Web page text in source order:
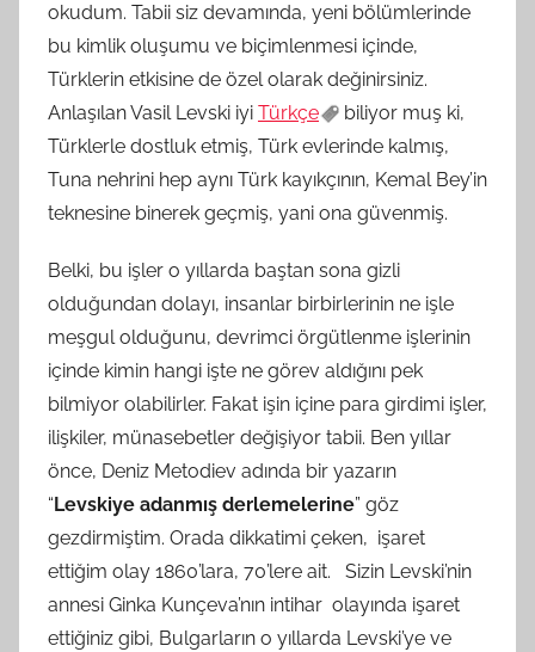
ı
n
d
a
n
okudum. Tabii siz devamında, yeni bölümlerinde
bu kimlik oluşumu ve biçimlenmesi içinde,
Türklerin etkisine de özel olarak değinirsiniz.
Anlaşılan Vasil Levski iyi Türkçe
biliyor muş ki,
Türklerle dostluk etmiş, Türk evlerinde kalmış,
Tuna nehrini hep aynı Türk kayıkçının, Kemal Bey’in
teknesine binerek geçmiş, yani ona güvenmiş.
Belki, bu işler o yıllarda baştan sona gizli
olduğundan dolayı, insanlar birbirlerinin ne işle
meşgul olduğunu, devrimci örgütlenme işlerinin
içinde kimin hangi işte ne görev aldığını pek
bilmiyor olabilirler. Fakat işin içine para girdimi işler,
ilişkiler, münasebetler değişiyor tabii. Ben yıllar
önce, Deniz Metodiev adında bir yazarın
“ Levskiye adanmış derlemelerine” göz
gezdirmiştim. Orada dikkatimi çeken, işaret
ettiğim olay 1860’lara, 70’lere ait. Sizin Levski’nin
annesi Ginka Kunçeva’nın intihar olayında işaret
ettiğiniz gibi, Bulgarların o yıllarda Levski’ye ve